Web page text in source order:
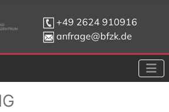
+49 2624 910916
anfrage@bfzk.de